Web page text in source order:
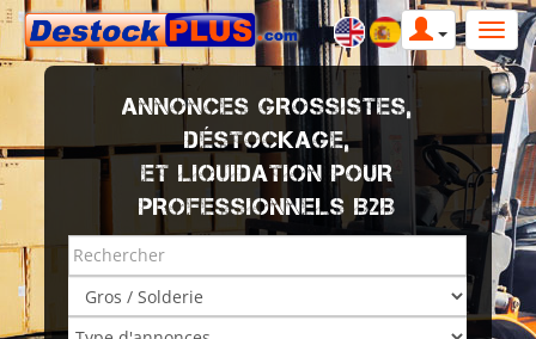
ANNONCES GROSSISTES,
DÉSTOCKAGE,
ET LIQUIDATION POUR
PROFESSIONNELS B2B